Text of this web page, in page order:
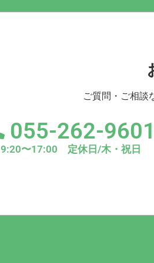
ご質問・ご相談
055-262-9601
9:20〜17:00 定休日/木・祝日